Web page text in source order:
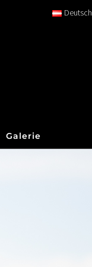
Deutsch
Galerie